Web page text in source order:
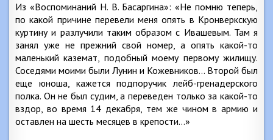
Из «Воспоминаний Н. В. Басаргина»: «Не помню теперь,
по какой причине перевели меня опять в Кронверкскую
куртину и разлучили таким образом с Ивашевым. Там я
занял уже не прежний свой номер, а опять какой-то
маленький каземат, подобный моему первому жилищу.
Соседями моими были Лунин и Кожевников… Второй был
еще юноша, кажется подпоручик лейб-гренадерского
полка. Он не был судим, а переведен только за какой-то
вздор, во время 14 декабря, тем же чином в армию и
оставлен на шесть месяцев в крепости…»